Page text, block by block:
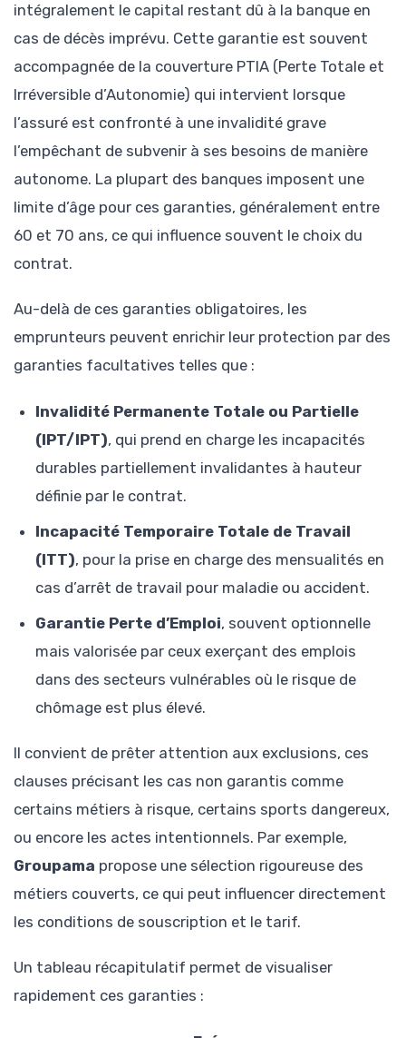
intégralement le capital restant dû à la banque en
cas de décès imprévu. Cette garantie est souvent
accompagnée de la couverture PTIA (Perte Totale et
Irréversible d’Autonomie) qui intervient lorsque
l’assuré est confronté à une invalidité grave
l’empêchant de subvenir à ses besoins de manière
autonome. La plupart des banques imposent une
limite d’âge pour ces garanties, généralement entre
60 et 70 ans, ce qui influence souvent le choix du
contrat.
Au-delà de ces garanties obligatoires, les
emprunteurs peuvent enrichir leur protection par des
garanties facultatives telles que :
Invalidité Permanente Totale ou Partielle
(IPT/IPT), qui prend en charge les incapacités
durables partiellement invalidantes à hauteur
définie par le contrat.
Incapacité Temporaire Totale de Travail
(ITT), pour la prise en charge des mensualités en
cas d’arrêt de travail pour maladie ou accident.
Garantie Perte d’Emploi, souvent optionnelle
mais valorisée par ceux exerçant des emplois
dans des secteurs vulnérables où le risque de
chômage est plus élevé.
Il convient de prêter attention aux exclusions, ces
clauses précisant les cas non garantis comme
certains métiers à risque, certains sports dangereux,
ou encore les actes intentionnels. Par exemple,
Groupama propose une sélection rigoureuse des
métiers couverts, ce qui peut influencer directement
les conditions de souscription et le tarif.
Un tableau récapitulatif permet de visualiser
rapidement ces garanties :